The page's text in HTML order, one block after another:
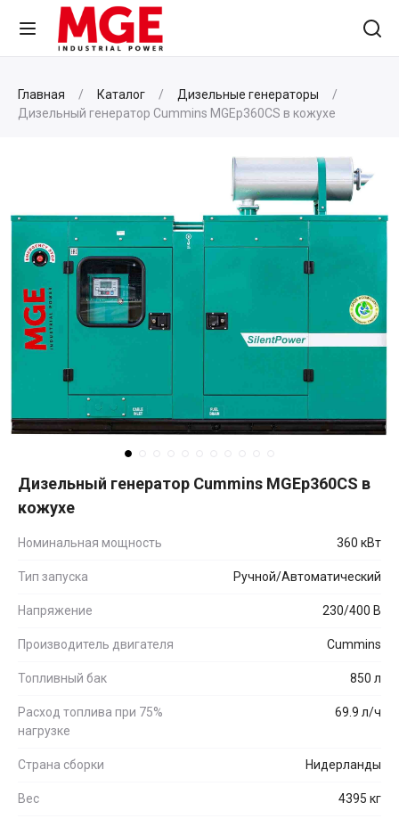
Главная Каталог
Дизельные генераторы
Дизельный генератор Cummins MGEp360CS в кожухе
Дизельный генератор Cummins MGEp360CS в
кожухе
Номинальная мощность 360 кВт
Тип запуска Ручной/Автоматический
Напряжение 230/400 В
Производитель двигателя Cummins
Топливный бак 850 л
Расход топлива при 75%
нагрузке
69.9 л/ч
Страна сборки Нидерланды
Вес 4395 кг